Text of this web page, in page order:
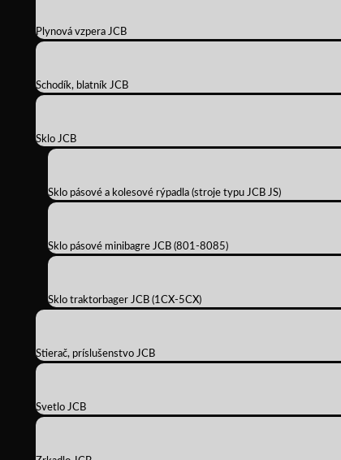
Plynová vzpera JCB
Schodík, blatník JCB
Sklo JCB
Sklo pásové a kolesové rýpadla (stroje typu JCB JS)
Sklo pásové minibagre JCB (801-8085)
Sklo traktorbager JCB (1CX-5CX)
Stierač, príslušenstvo JCB
Svetlo JCB